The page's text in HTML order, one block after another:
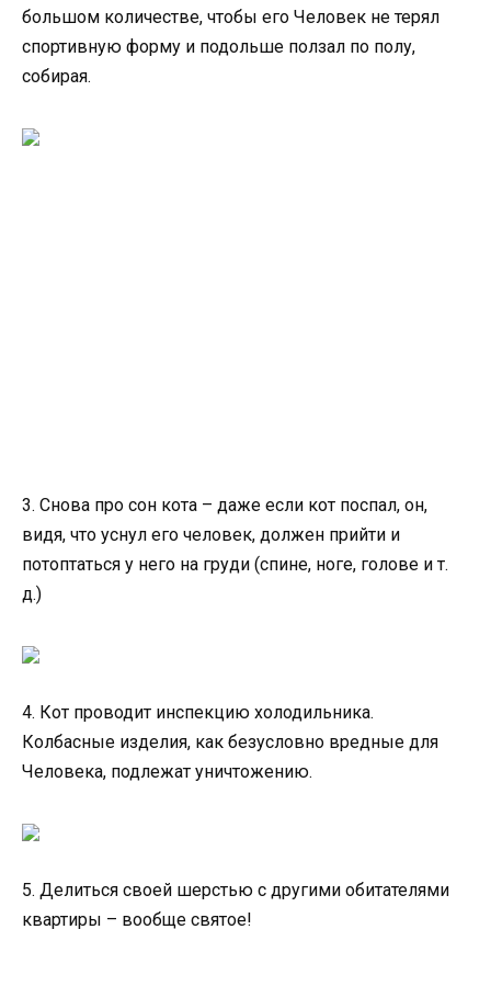
большом количестве, чтобы его Человек не терял
спортивную форму и подольше ползал по полу,
собирая.
3. Снова про сон кота – даже если кот поспал, он,
видя, что уснул его человек, должен прийти и
потоптаться у него на груди (спине, ноге, голове и т.
д.)
4. Кот проводит инспекцию холодильника.
Колбасные изделия, как безусловно вредные для
Человека, подлежат уничтожению.
5. Делиться своей шерстью с другими обитателями
квартиры – вообще святое!